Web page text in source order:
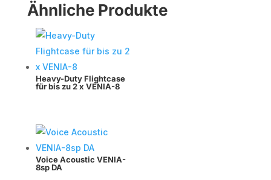
Ähnliche Produkte
Heavy-Duty Flightcase
für bis zu 2 x VENIA-8
Voice Acoustic VENIA-
8sp DA